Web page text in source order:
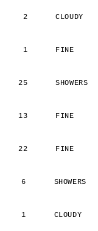
2      CLOUDY
1      FINE
SHOWERS
13      FINE
22      FINE
6      SHOWERS
1      CLOUDY